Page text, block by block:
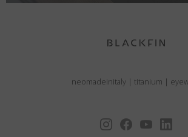
neomadeinitaly | titanium |